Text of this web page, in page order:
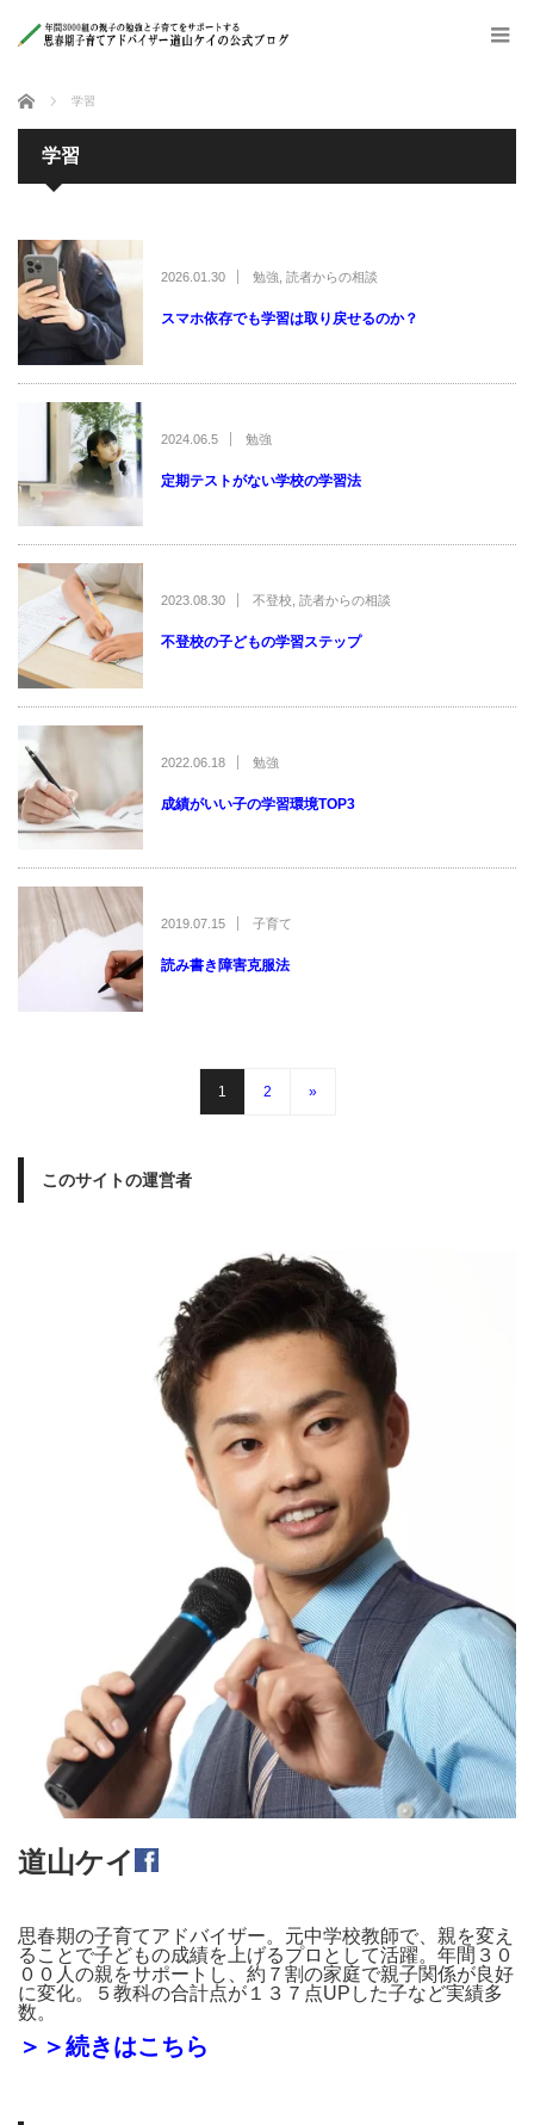
ホーム 学習
学習
2026.01.30 勉強 読者からの相談
スマホ依存でも学習は取り戻せるのか？
2024.06.5 勉強
定期テストがない学校の学習法
2023.08.30 不登校 読者からの相談
不登校の子どもの学習ステップ
2022.06.18 勉強
成績がいい子の学習環境TOP3
2019.07.15 子育て
読み書き障害克服法
1 2 »
このサイトの運営者
道山ケイ
思春期の子育てアドバイザー。元中学校教師で、親を変え
ることで子どもの成績を上げるプロとして活躍。年間３０
００人の親をサポートし、約７割の家庭で親子関係が良好
に変化。５教科の合計点が１３７点UPした子など実績多
数。
＞＞続きはこちら